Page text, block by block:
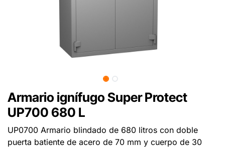
Armario ignífugo Super Protect
UP700 680 L
UP0700 Armario blindado de 680 litros con doble
puerta batiente de acero de 70 mm y cuerpo de 30